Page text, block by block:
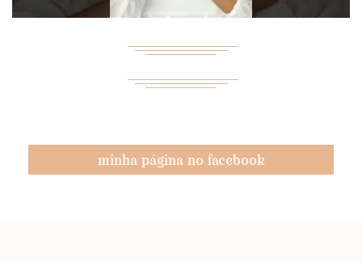
minha página no facebook